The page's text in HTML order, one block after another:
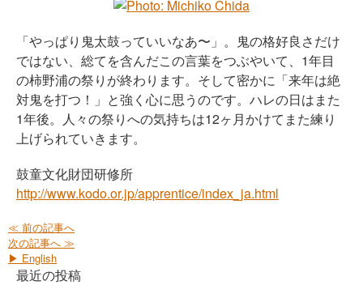
「やっぱり鬼太鼓っていいなあ〜」。鬼の格好良さだけ
ではない、総てを含んだこの言葉をつぶやいて、1年目
の柿野浦の祭りが終わります。そして密かに「来年は絶
対鬼を打つ！」と強く心に思うのです。ハレの日はまた
1年後。人々の祭りへの気持ちは12ヶ月かけてまた練り
上げられていきます。
鼓童文化財団研修所
http://www.kodo.or.jp/apprentice/index_ja.html
≪ 前の記事へ
次の記事へ ≫
▶ English
最近の投稿